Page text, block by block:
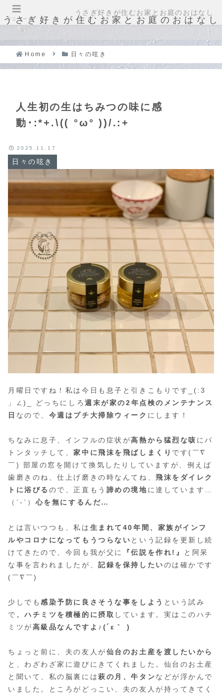
うさぎ好きが住むお家とお庭のおはなし
Home 日々の呟き
人生初の生はちみつの味に感
動･:*+.\(( °ω° ))/.:+
日々の呟き
2025.11.17
月曜日ですね！私は今日も息子と引きこもりです_(:3
」∠)_ どっちにしろ週末が家の2年点検のメンテナンス
日 なので、 今週はプチ大掃除ウィーク にします！
ちなみに息子、インフルの症状が高熱から猛烈な咳 にバ
トンタッチして、家中に飛沫を飛ばしまくり です(￣∇
￣) 部屋の窓を開けて換気したりしていますが、例えば
歯磨きのね、仕上げ磨きの時なんてね、飛沫をダイレク
トに浴びる ので、正直もう 諦めの境地に達しています…
（´-`） 心を無にするんだ…
とは言いつつも、私は 生まれて40年間、家族がインフ
ルやコロナになってもうつらない という記録を更新し続
けてきたので、今回も我が父に
『伝説を作れ!』
と阿呆
な事を言われましたが、記録を保持したいのは確かです
(￣∇￣)
少しでも感染予防に良さそうな事をしよう という試み
で 、ハチミツを積極的に摂取 しています。実はこのハチ
ミツが高級品なんですよ♪(´ε｀ )
ちょっと前に、夫の友人が仙台のお土産を渡したいから
と、わざわざ家に遊びにきてくれました。仙台のお土産
と聞いて、私の脳裏には萩の月、牛タンなどが浮かんで
いました。ところがどっこい、夫の友人が持ってきてく
メニュー
うさぎ好きが住むお家とお庭のおはなし